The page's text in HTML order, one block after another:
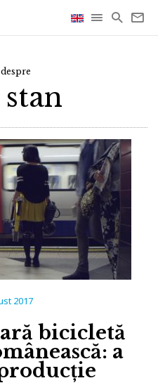
2017
bicicletă
a